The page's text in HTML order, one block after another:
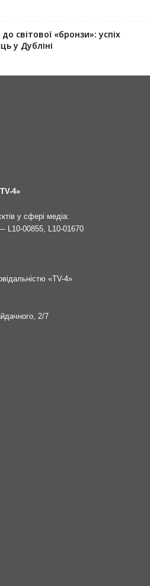
світової «бронзи»: успіх
у Дубліні
4»
у сфері медіа:
L10-00855, L10-01670
«TV-4»
2/7